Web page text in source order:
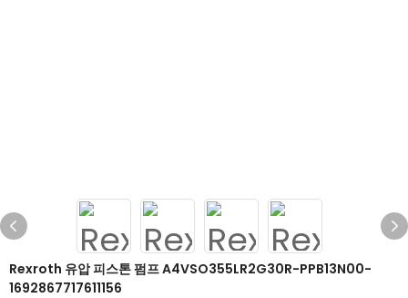
Rexroth 유압 피스톤 펌프 A4VSO355LR2G30R-PPB13N00-
1692867717611156